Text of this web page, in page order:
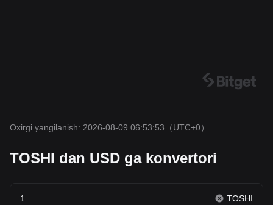
Oxirgi yangilanish: 2026-08-09 06:53:53 （UTC+0）
TOSHI dan USD ga konvertori
TOSHI